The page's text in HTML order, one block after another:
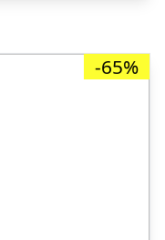
-65%